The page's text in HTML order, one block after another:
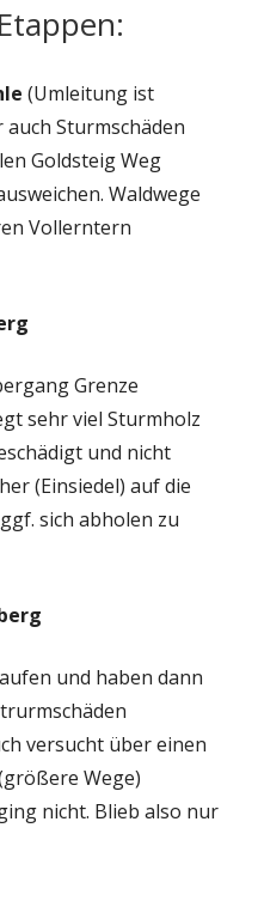
(Umleitung ist
Sturmschäden
Goldsteig Weg
Waldwege
Vollerntern
Grenze
sehr viel Sturmholz
und nicht
(Einsiedel) auf die
sich abholen zu
und haben dann
versucht über einen
Wege)
nicht. Blieb also nur